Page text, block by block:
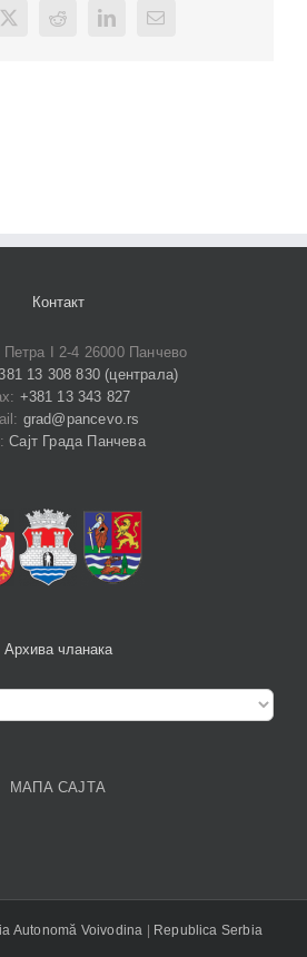
X Reddit LinkedInEmail
Контакт
I 2-4 26000 Панчево
13 308 830 (централа)
+381 13 343 827
grad@pancevo.rs
Сајт Града Панчева
Архива чланака
МАПА САЈТА
Autonomă Voivodina Republica Serbia